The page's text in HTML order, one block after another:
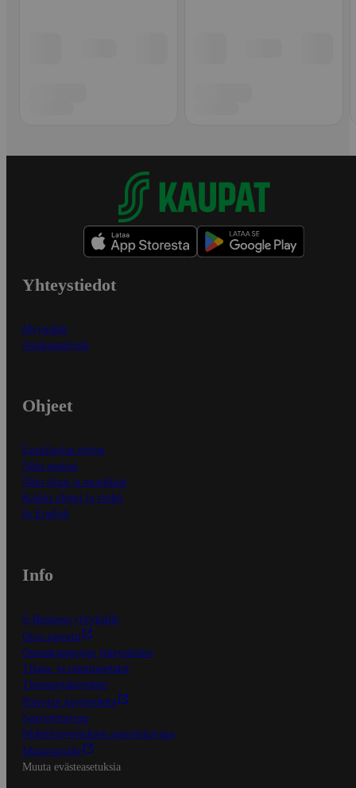
Yhteystiedot
Myymälät
Asiakaspalvelu
Ohjeet
Ensitilaajan ohjeet
Näin maksat
Näin tilaat ja muokkaat
Kaikki ohjeet ja vinkit
In English
Info
S-Business yrityksille
Oiva-raportit
Osuuskauppojen yhteystiedot
Tilaus- ja toimitusehdot
Tietosuojakäytäntö
Palvelun käyttöehdot
Saavutettavuus
Mobiilisovelluksen saavutettavuus
Mainostajalle
Muuta evästeasetuksia